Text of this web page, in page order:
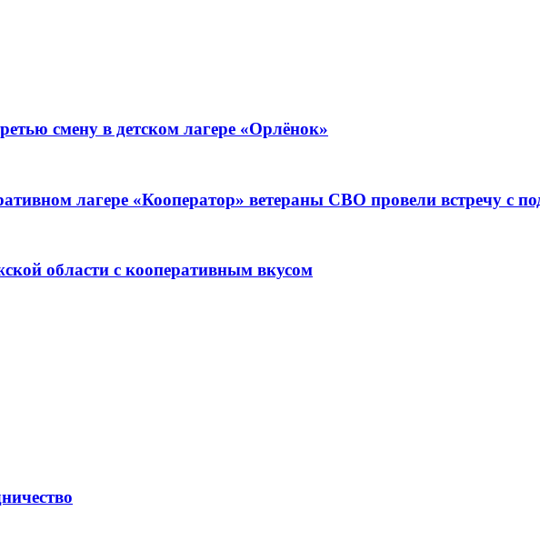
смену в детском лагере «Орлёнок»
лагере «Кооператор» ветераны СВО провели встречу с
области с кооперативным вкусом